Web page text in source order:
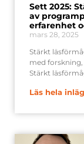
Sett 2025:
av
erfarenhet
mars 28, 2025
Stärkt
med
Stärkt
Läs hela